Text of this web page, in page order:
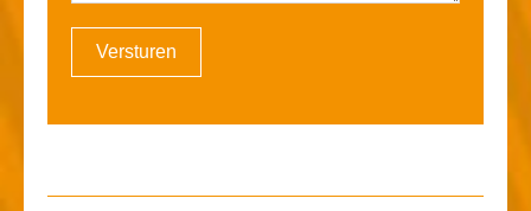
Versturen